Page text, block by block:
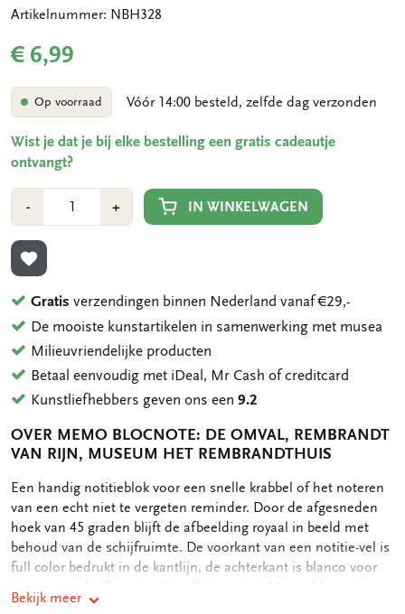
Artikelnummer: NBH328
€ 6,99
Op voorraad Vóór 14:00 besteld, zelfde dag verzonden
Wist je dat je bij elke bestelling een gratis cadeautje
ontvangt?
-Min
1
+Plus
1
IN WINKELWAGEN
TOEVOEGEN AAN VERLANGLIJST
Gratis verzendingen binnen Nederland vanaf €29,-
De mooiste kunstartikelen in samenwerking met musea
Milieuvriendelijke producten
Betaal eenvoudig met iDeal, Mr Cash of creditcard
Kunstliefhebbers geven ons een9.2
OVER MEMO BLOCNOTE: DE OMVAL, REMBRANDT
VAN RIJN, MUSEUM HET REMBRANDTHUIS
OMSCHRIJVING
Een handig notitieblok voor een snelle krabbel of het noteren
van een echt niet te vergeten reminder. Door de afgesneden
hoek van 45 graden blijft de afbeelding royaal in beeld met
behoud van de schijfruimte. De voorkant van een notitie-vel is
full color bedrukt in de kantlijn, de achterkant is blanco voor
stevig vastgelijmd en toch heel gemakkelijk, zonder scheuren,
Bekijk meer